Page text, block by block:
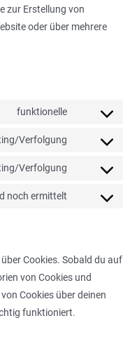
zur Erstellung von
oder über mehrere
funktionelle
to
wordpress
Verfolgung
Consent
to
google-
Verfolgung
Consent
to
noch ermittelt
sonstiges
Cookies. Sobald du auf
von Cookies und
Cookies über deinen
funktioniert.